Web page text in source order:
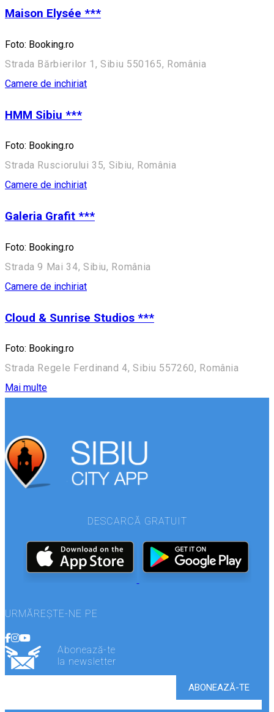
Maison Elysée ***
Foto: Booking.ro
Strada Bărbierilor 1, Sibiu 550165, România
Camere de inchiriat
HMM Sibiu ***
Foto: Booking.ro
Strada Rusciorului 35, Sibiu, România
Camere de inchiriat
Galeria Grafit ***
Foto: Booking.ro
Strada 9 Mai 34, Sibiu, România
Camere de inchiriat
Cloud & Sunrise Studios ***
Foto: Booking.ro
Strada Regele Ferdinand 4, Sibiu 557260, România
Mai multe
DESCARCĂ GRATUIT
URMĂREȘTE-NE PE
Abonează-te
la newsletter